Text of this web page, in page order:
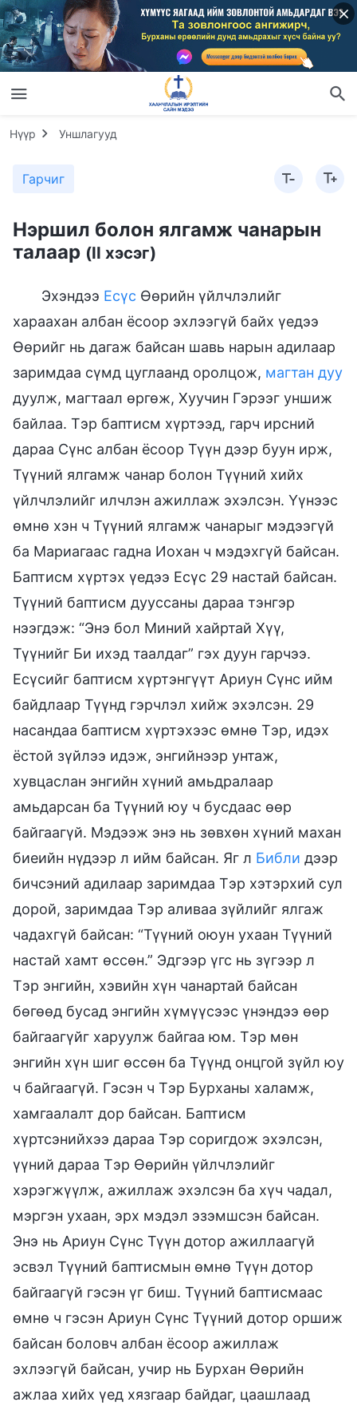
Нүүр Уншлагууд
Гарчиг
Нэршил болон ялгамж чанарын
талаар (II хэсэг)
Эхэндээ Есүс Өөрийн үйлчлэлийг
хараахан албан ёсоор эхлээгүй байх үедээ
Өөрийг нь дагаж байсан шавь нарын адилаар
заримдаа сүмд цуглаанд оролцож, магтан дуу
дуулж, магтаал өргөж, Хуучин Гэрээг уншиж
байлаа. Тэр баптисм хүртээд, гарч ирсний
дараа Сүнс албан ёсоор Түүн дээр буун ирж,
Түүний ялгамж чанар болон Түүний хийх
үйлчлэлийг илчлэн ажиллаж эхэлсэн. Үүнээс
өмнө хэн ч Түүний ялгамж чанарыг мэдээгүй
ба Мариагаас гадна Иохан ч мэдэхгүй байсан.
Баптисм хүртэх үедээ Есүс 29 настай байсан.
Түүний баптисм дууссаны дараа тэнгэр
нээгдэж: “Энэ бол Миний хайртай Хүү,
Түүнийг Би ихэд таалдаг” гэх дуун гарчээ.
Есүсийг баптисм хүртэнгүүт Ариун Сүнс ийм
байдлаар Түүнд гэрчлэл хийж эхэлсэн. 29
насандаа баптисм хүртэхээс өмнө Тэр, идэх
ёстой зүйлээ идэж, энгийнээр унтаж,
хувцаслан энгийн хүний амьдралаар
амьдарсан ба Түүний юу ч бусдаас өөр
байгаагүй. Мэдээж энэ нь зөвхөн хүний махан
биеийн нүдээр л ийм байсан. Яг л Библи дээр
бичсэний адилаар заримдаа Тэр хэтэрхий сул
дорой, заримдаа Тэр аливаа зүйлийг ялгаж
чадахгүй байсан: “Түүний оюун ухаан Түүний
настай хамт өссөн.” Эдгээр үгс нь зүгээр л
Тэр энгийн, хэвийн хүн чанартай байсан
бөгөөд бусад энгийн хүмүүсээс үнэндээ өөр
байгаагүйг харуулж байгаа юм. Тэр мөн
энгийн хүн шиг өссөн ба Түүнд онцгой зүйл юу
ч байгаагүй. Гэсэн ч Тэр Бурханы халамж,
хамгаалалт дор байсан. Баптисм
хүртсэнийхээ дараа Тэр соригдож эхэлсэн,
үүний дараа Тэр Өөрийн үйлчлэлийг
хэрэгжүүлж, ажиллаж эхэлсэн ба хүч чадал,
мэргэн ухаан, эрх мэдэл эзэмшсэн байсан.
Энэ нь Ариун Сүнс Түүн дотор ажиллаагүй
эсвэл Түүний баптисмын өмнө Түүн дотор
байгаагүй гэсэн үг биш. Түүний баптисмаас
өмнө ч гэсэн Ариун Сүнс Түүний дотор оршиж
байсан боловч албан ёсоор ажиллаж
эхлээгүй байсан, учир нь Бурхан Өөрийн
ажлаа хийх үед хязгаар байдаг, цаашлаад